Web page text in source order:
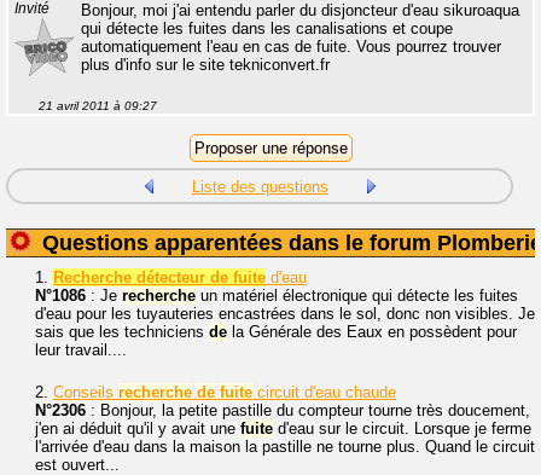
Invité
Bonjour, moi j'ai entendu parler du disjoncteur d'eau sikuroaqua
qui détecte les fuites dans les canalisations et coupe
automatiquement l'eau en cas de fuite. Vous pourrez trouver
plus d'info sur le site tekniconvert.fr
21 avril 2011 à 09:27
Liste des questions
Questions apparentées dans le forum Plomberie
1. Recherche détecteur de fuite d'eau
N°1086 : Je recherche un matériel électronique qui détecte les fuites
d'eau pour les tuyauteries encastrées dans le sol, donc non visibles. Je
sais que les techniciens de la Générale des Eaux en possèdent pour
leur travail....
2. Conseils recherche de fuite circuit d'eau chaude
N°2306 : Bonjour, la petite pastille du compteur tourne très doucement,
j'en ai déduit qu'il y avait une fuite d'eau sur le circuit. Lorsque je ferme
l'arrivée d'eau dans la maison la pastille ne tourne plus. Quand le circuit
est ouvert...